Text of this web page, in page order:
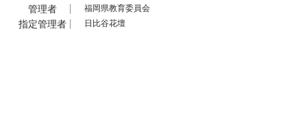
管理者 福岡県教育委員会
指定管理者 日比谷花壇